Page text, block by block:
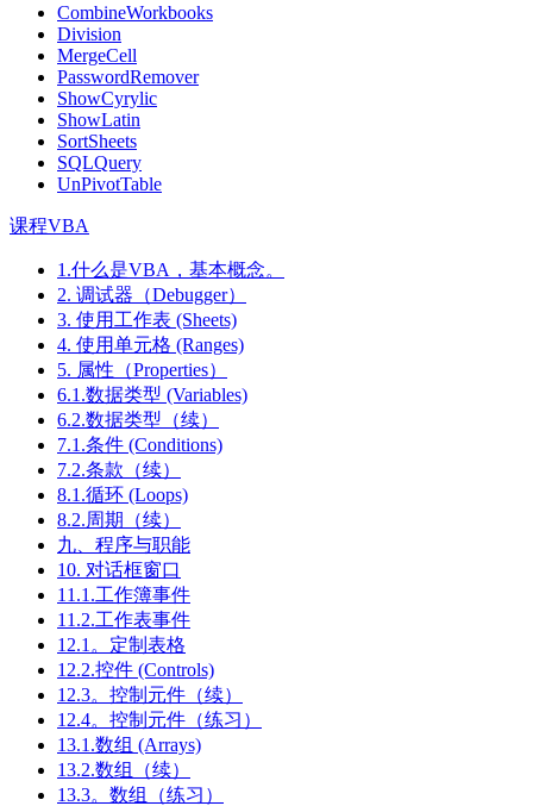
CombineWorkbooks
Division
MergeCell
PasswordRemover
ShowCyrylic
ShowLatin
SortSheets
SQLQuery
UnPivotTable
课程VBA
1.什么是VBA，基本概念。
2. 调试器（Debugger）
3. 使用工作表 (Sheets)
4. 使用单元格 (Ranges)
5. 属性（Properties）
6.1.数据类型 (Variables)
6.2.数据类型（续）
7.1.条件 (Conditions)
7.2.条款（续）
8.1.循环 (Loops)
8.2.周期（续）
九、程序与职能
10. 对话框窗口
11.1.工作簿事件
11.2.工作表事件
12.1。定制表格
12.2.控件 (Controls)
12.3。控制元件（续）
12.4。控制元件（练习）
13.1.数组 (Arrays)
13.2.数组（续）
13.3。数组（练习）